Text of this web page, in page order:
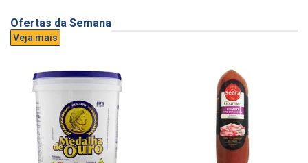
Ofertas da Semana
Veja mais